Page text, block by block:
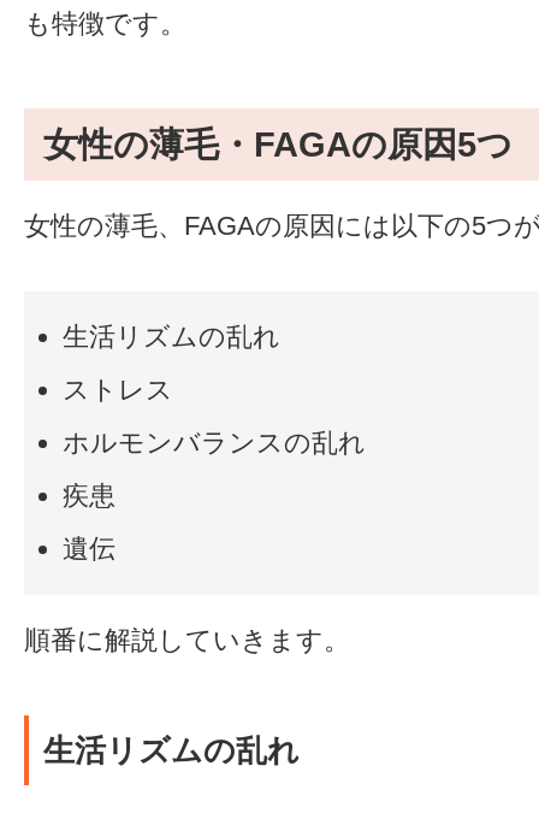
も特徴です。
女性の薄毛・FAGAの原因5つ
女性の薄毛、FAGAの原因には以下の5つ
生活リズムの乱れ
ストレス
ホルモンバランスの乱れ
疾患
遺伝
順番に解説していきます。
生活リズムの乱れ